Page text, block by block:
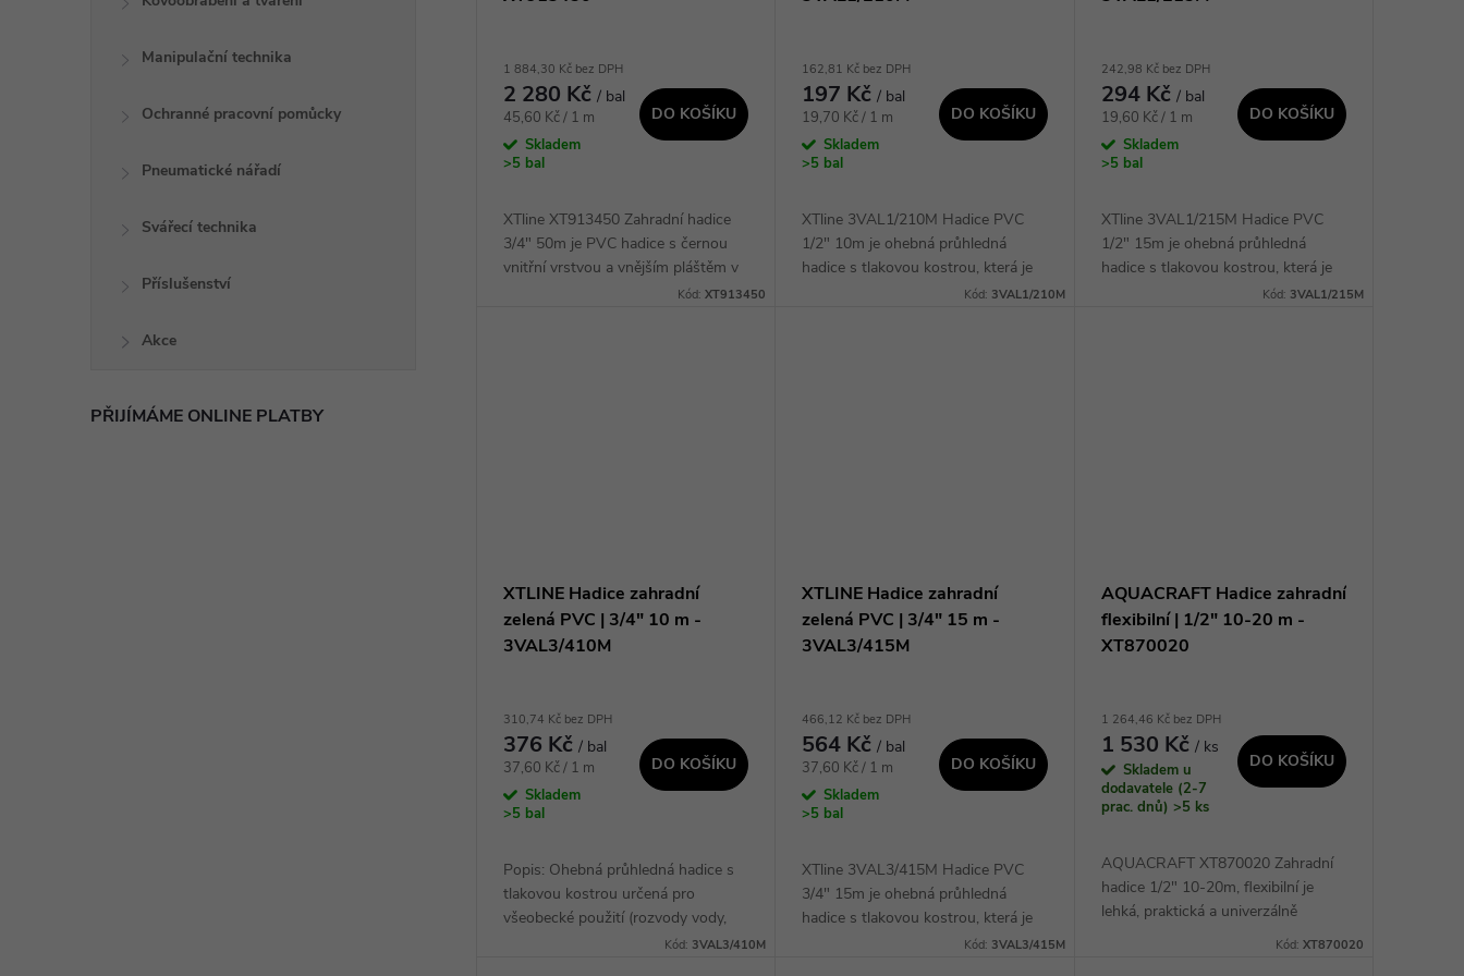
Manipulační technika
Ochranné pracovní pomůcky
Pneumatické nářadí
Svářecí technika
Příslušenství
Akce
PŘIJÍMÁME ONLINE PLATBY
1 884,30 Kč bez DPH
2 280 Kč / bal
Měrná
cena:
45,60 Kč / 1 m
Skladem
>5 bal
DO KOŠÍKU
XTline XT913450 Zahradní hadice
3/4" 50m je PVC hadice s černou
vnitřní vrstvou a vnějším pláštěm v
barevné kombinaci modré s šedým
Kód:XT913450
162,81 Kč bez DPH
197 Kč/ bal
Měrná
cena:
19,70 Kč / 1 m
Skladem
>5 bal
DO KOŠÍKU
XTline 3VAL1/210M Hadice PVC
1/2" 10m je ohebná průhledná
hadice s tlakovou kostrou, která je
určena pro všeobecné použití v
Kód: 3VAL1/210M
242,98 Kč bez DPH
294 Kč / bal
Měrná
cena:
19,60 Kč / 1 m
Skladem
>5 bal
DO KOŠÍKU
XTline 3VAL1/215M Hadice PVC
1/2" 15m je ohebná průhledná
hadice s tlakovou kostrou, která je
určena pro všeobecné použití v
Kód: 3VAL1/215M
XTLINE Hadice zahradní
zelená PVC | 3/4" 10 m -
3VAL3/410M
310,74 Kč bez DPH
376 Kč / bal
Měrná
cena:
37,60 Kč / 1 m
Skladem
>5 bal
DO KOŠÍKU
Popis: Ohebná průhledná hadice s
tlakovou kostrou určená pro
všeobecké použití (rozvody vody,
kapalin, vzduchu) Pracovní tlak max.
Kód: 3VAL3/410M
XTLINE Hadice zahradní
zelená PVC | 3/4" 15 m -
3VAL3/415M
466,12 Kč bez DPH
564 Kč/ bal
Měrná
cena:
37,60 Kč / 1 m
Skladem
>5 bal
DO KOŠÍKU
XTline 3VAL3/415M Hadice PVC
3/4" 15m je ohebná průhledná
hadice s tlakovou kostrou, která je
určena pro všeobecné použití v
Kód: 3VAL3/415M
AQUACRAFT Hadice zahradní
flexibilní | 1/2" 10-20 m -
XT870020
1 264,46 Kč bez DPH
1 530 Kč / ks
Skladem u
dodavatele (2-7
prac. dnů) >5 ks
DO KOŠÍKU
AQUACRAFT XT870020 Zahradní
hadice 1/2" 10-20m, flexibilní je
lehká, praktická a univerzálně
použitelná hadice, která se snadno
Kód: XT870020